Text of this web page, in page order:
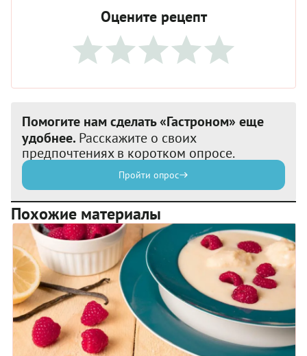
Оцените рецепт
Помогите нам сделать «Гастроном» еще
удобнее. Расскажите о своих
предпочтениях в коротком опросе.
Пройти опрос
Похожие материалы